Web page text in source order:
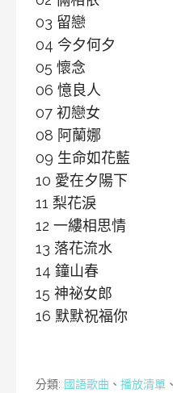
13 落花流水
14
鐘山春
15 神祕女郎
默默祝福你
03 留戀
04 今夕何夕
05 懷念
06 憶良人
07 初戀女
08 阿蘭娜
09 生命如花藍
10 愛在夕陽下
11 梨花淚
12 一縷相思情
13 落花流水
14 鐘山春
15 神祕女郎
16 默默祝福你
分類: 國語歌曲 、 播放清單 、